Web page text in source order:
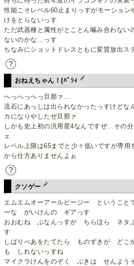
性能こそレベル60止まりっすがモーション
けをとらないっす
ただ武器種と属性がとことん噛み合わない
ないのかな…っす
ちなみにショットドレスともに変質放出ス
おねえちゃん！(ﾊﾞｼｨ
へっへっへっ旦那ァ…
流石にあっしは出られなかったっすけどな
カになりやしたぜ旦那ァ
しかも史上初の汎用星4なんですぜ…その
ェ
レベル上限は65までと少々低いですが専用
から仕方ありませんよぉ
クソゲー
エムエムオーアールピージー というこ
ーな がいけんの ギアっす
おおむね ぶなんっすが ちらほら ネタ
す
しばりべあをたてたら ものずきが どこ
も しれないっすね
マイクラけんをのぞく ぶきは せんよ